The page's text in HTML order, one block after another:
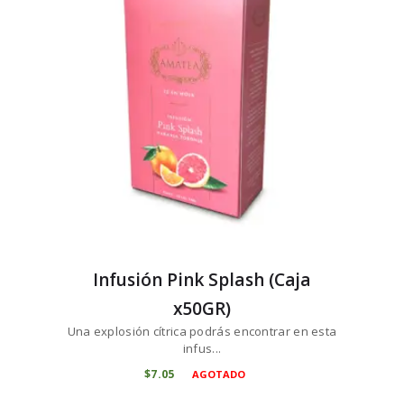
Infusión Pink Splash (Caja
x50GR)
Una explosión cítrica podrás encontrar en esta
infus...
$7 05 AGOTADO